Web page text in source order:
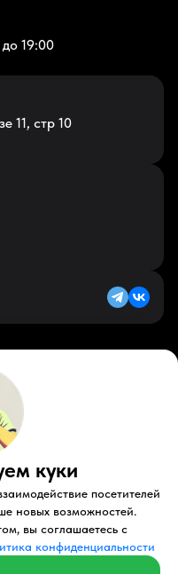
19:00
11, стр 10
TiktokКонтакты
использования
права защищены.
куки
посетителей
новых возможностей.
вы соглашаетесь с
конфиденциальности